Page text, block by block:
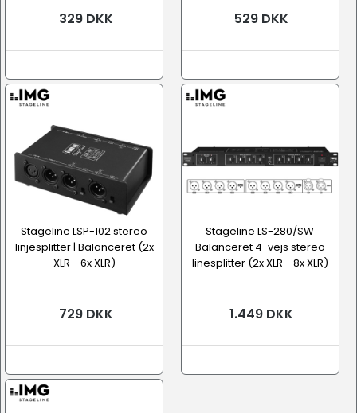
329 DKK 529 DKK
Stageline LSP-102 stereo
linjesplitter | Balanceret (2x
XLR - 6x XLR)
729 DKK
Stageline LS-280/SW
Balanceret 4-vejs stereo
linesplitter (2x XLR - 8x XLR)
1.449 DKK